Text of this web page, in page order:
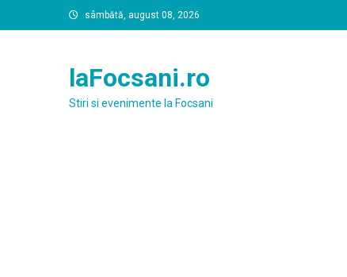
to
sâmbătă, august 08, 2026
laFocsani.ro
Stiri si evenimente la Focsani